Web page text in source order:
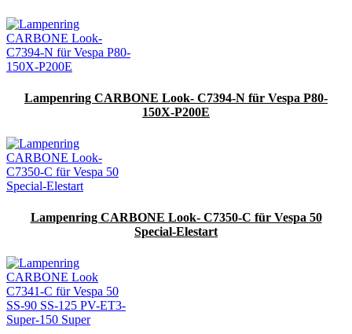
Lampenring CARBONE Look- C7394-N für Vespa P80-
150X-P200E
Lampenring CARBONE Look- C7350-C für Vespa 50
Special-Elestart